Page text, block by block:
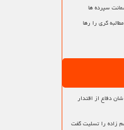
سپرده ها
گری را رها
دفاع از اقتدار
زاده را تسلیت گفت